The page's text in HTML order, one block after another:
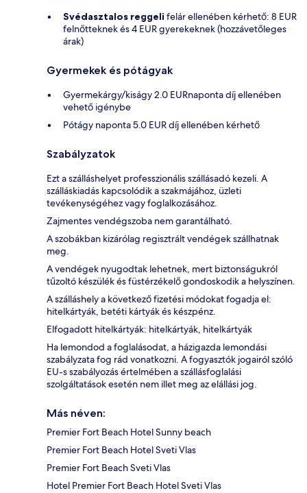
Svédasztalos reggeli felár ellenében kérhető: 8 EUR
felnőtteknek és 4 EUR gyerekeknek (hozzávetőleges
árak)
Gyermekek és pótágyak
Gyermekárgy/kiságy 2.0 EURnaponta díj ellenében
vehető igénybe
Pótágy naponta 5.0 EUR díj ellenében kérhető
Szabályzatok
Ezt a szálláshelyet professzionális szállásadó kezeli. A
szálláskiadás kapcsolódik a szakmájához, üzleti
tevékenységéhez vagy foglalkozásához.
Zajmentes vendégszoba nem garantálható.
A szobákban kizárólag regisztrált vendégek szállhatnak
meg.
A vendégek nyugodtak lehetnek, mert biztonságukról
tűzoltó készülék és füstérzékelő gondoskodik a helyszínen.
A szálláshely a következő fizetési módokat fogadja el:
hitelkártyák, betéti kártyák és készpénz.
Elfogadott hitelkártyák: hitelkártyák, hitelkártyák
Ha lemondod a foglalásodat, a házigazda lemondási
szabályzata fog rád vonatkozni. A fogyasztók jogairól szóló
EU-s szabályozás értelmében a szállásfoglalási
szolgáltatások esetén nem illet meg az elállási jog.
Más néven:
Premier Fort Beach Hotel Sunny beach
Premier Fort Beach Hotel Sveti Vlas
Premier Fort Beach Sveti Vlas
Hotel Premier Fort Beach Hotel Sveti Vlas